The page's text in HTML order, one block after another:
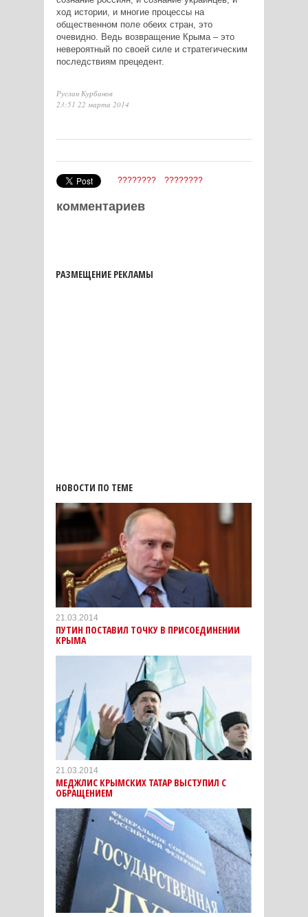
ход истории, и многие процессы на
общественном поле обеих стран, это
очевидно. Ведь возвращение Крыма – это
невероятный по своей силе и стратегическим
последствиям прецедент.
Руслан Курбанов
23:51 22 марта 2014
???????? ????????
комментариев
РАЗМЕЩЕНИЕ РЕКЛАМЫ
НОВОСТИ ПО ТЕМЕ
21.03.2014
ПУТИН ПОСТАВИЛ ТОЧКУ В ПРИСОЕДИНЕНИИ
КРЫМА
21.03.2014
МЕДЖЛИС КРЫМСКИХ ТАТАР ВЫСТУПИЛ С
ОБРАЩЕНИЕМ